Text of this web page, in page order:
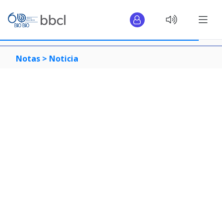
Notas > Noticia